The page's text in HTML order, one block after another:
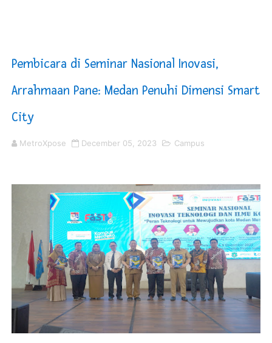
Jamwas Kejagung Ungkap Modus Korupsi Febrie
PT ASDP Cabang Ambon Siap Dukung Program Bank
Saadiah Uluputty Buka Pekan Olahraga HUT ke-81 RI
Pembicara di Seminar Nasional Inovasi,
Arrahmaan Pane: Medan Penuhi Dimensi Smart
City
MetroXpose December 05, 2023 Campus